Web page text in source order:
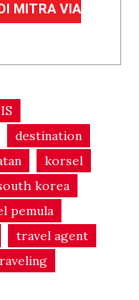
MITRA VIA
destination
korsel
korea
pemula
travel agent